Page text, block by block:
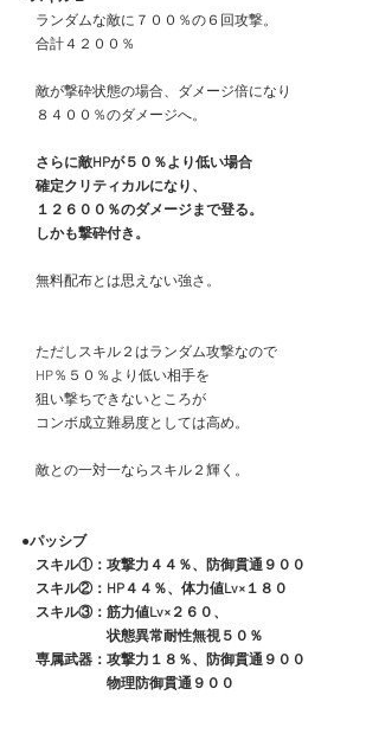
ランダムな敵に７００％の６回攻撃。
合計４２００％
敵が撃砕状態の場合、ダメージ倍になり
８４００％のダメージへ。
さらに敵HPが５０％より低い場合
確定クリティカルになり、
１２６００％のダメージまで登る。
しかも撃砕付き。
無料配布とは思えない強さ。
ただしスキル２はランダム攻撃なので
HP％５０％より低い相手を
狙い撃ちできないところが
コンボ成立難易度としては高め。
敵との一対一ならスキル２輝く。
●パッシブ
スキル①：攻撃力４４％、防御貫通９００
スキル②：HP４４％、体力値Lv×１８０
スキル③：筋力値Lv×２６０、
状態異常耐性無視５０％
専属武器：攻撃力１８％、防御貫通９００
物理防御貫通９００